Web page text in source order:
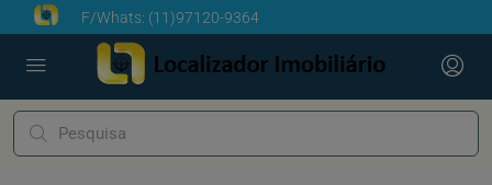
F/Whats: (11)97120-9364